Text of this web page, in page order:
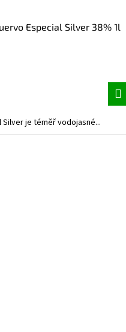
Especial Silver 38% 1l
Silver je téměř vodojasné...